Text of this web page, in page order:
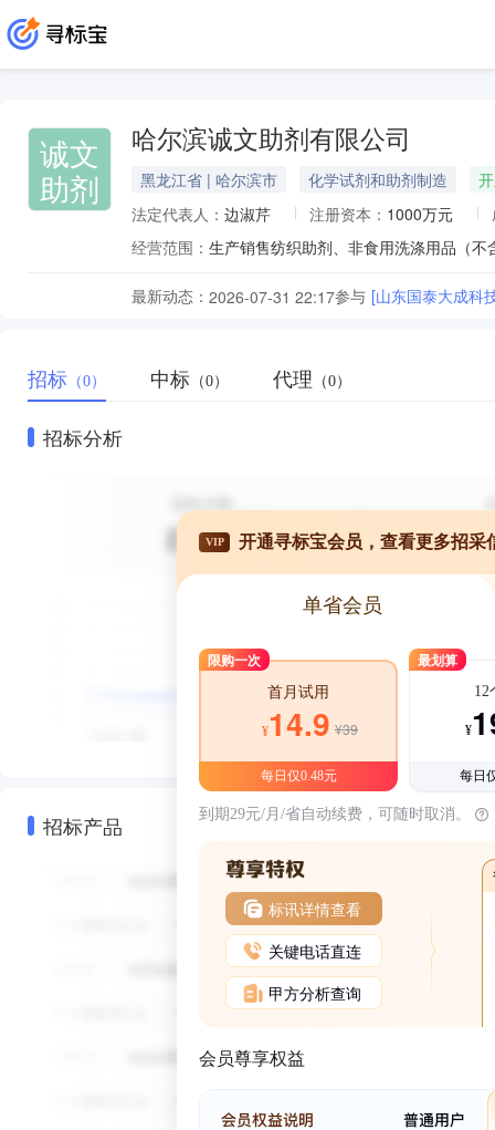
诚文
助剂
哈尔滨诚文助剂有限公司
黑龙江省 | 哈尔滨市 化学试剂和助剂制造
法定代表人： 边淑芹 注册资本： 1000万元
经营范围： 生产销售纺织助剂、非食用洗涤用品（不
最新动态： 2026-07-31 22:17参与 [山东国泰大成科
招标 （0） 中标 （0） 代理 （0）
招标分析
招标产品
VIP 开通寻标宝会员，查看更多招采
单省会员
限购一次
首月试用
¥14.9 ¥39
每日仅0.48元
最划算
12
¥
每日
到期29元/月/省自动续费，可随时取消。
标讯详情查看
关键电话直连
甲方分析查询
会员尊享权益